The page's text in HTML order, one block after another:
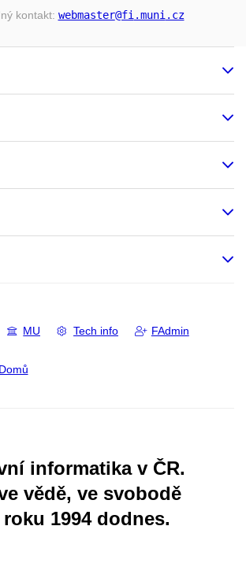
kontakt: webmaster@fi.muni.cz
MU Tech info FAdmin
Domů
informatika v ČR.
vědě, ve svobodě
roku 1994 dodnes.